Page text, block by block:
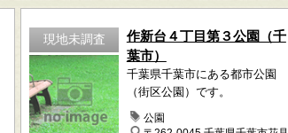
現地未調査
作新台４丁目第３公園（千
葉市）
千葉県千葉市にある都市公園
（街区公園）です。
公園